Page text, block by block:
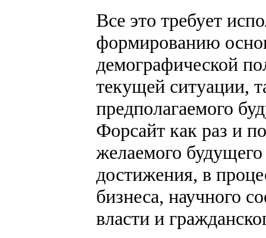
Все это требует
формированию
демографической
текущей ситуации,
предполагаемого
Форсайт как раз и
желаемого будущего
достижения, в
бизнеса, научного
власти и